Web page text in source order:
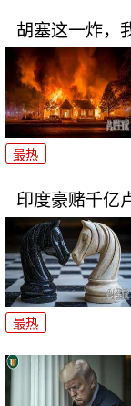
胡塞这一炸，
最热
印度豪赌千亿
最热